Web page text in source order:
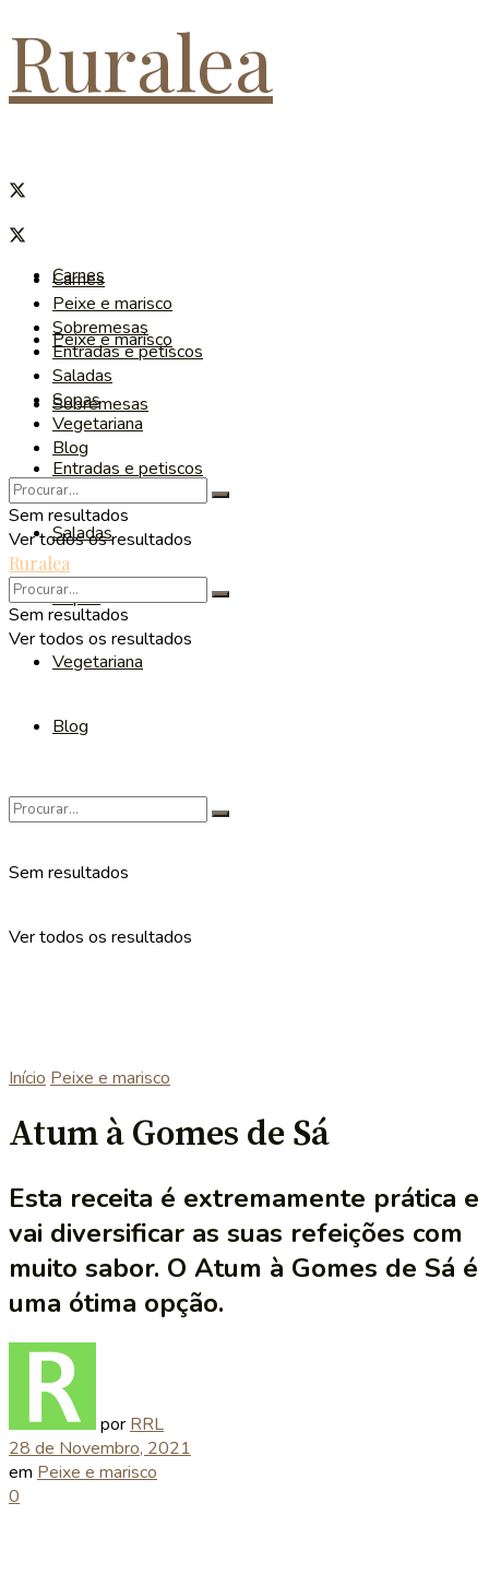
Ruralea
Carnes
Peixe e marisco
Sobremesas
Entradas e petiscos
Saladas
Sopas
Vegetariana
Blog
Sem resultados
Ver todos os resultados
Carnes
Peixe e marisco
Sobremesas
Entradas e petiscos
Saladas
Sopas
Vegetariana
Blog
Sem resultados
Ver todos os resultados
Ruralea
Sem resultados
Ver todos os resultados
Início Peixe e marisco
Atum à Gomes de Sá
Esta receita é extremamente prática e
vai diversificar as suas refeições com
muito sabor. O Atum à Gomes de Sá é
uma ótima opção.
por RRL
28 de Novembro, 2021
em Peixe e marisco
0